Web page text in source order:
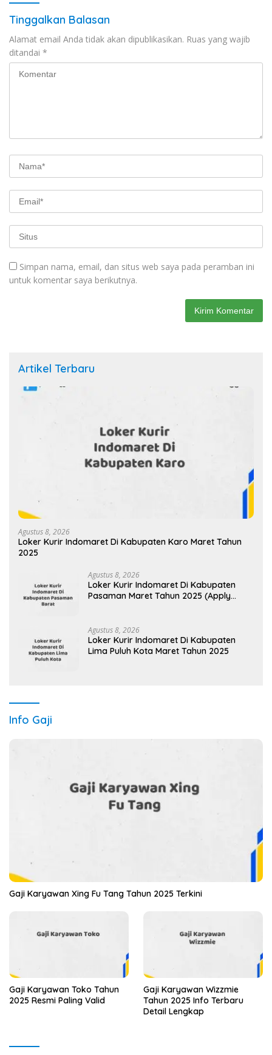
Tinggalkan Balasan
Alamat email Anda tidak akan dipublikasikan. Ruas yang wajib
ditandai *
Simpan nama, email, dan situs web saya pada peramban ini
untuk komentar saya berikutnya.
Artikel Terbaru
Agustus 8, 2026
Loker Kurir Indomaret Di Kabupaten Karo Maret Tahun
2025
Agustus 8, 2026
Loker Kurir Indomaret Di Kabupaten
Pasaman Maret Tahun 2025 (Apply
Agustus 8, 2026
Loker Kurir Indomaret Di Kabupaten
Lima Puluh Kota Maret Tahun 2025
Info Gaji
Gaji Karyawan Xing Fu Tang Tahun 2025 Terkini
Gaji Karyawan Toko Tahun
2025 Resmi Paling Valid
Gaji Karyawan Wizzmie
Tahun 2025 Info Terbaru
Detail Lengkap